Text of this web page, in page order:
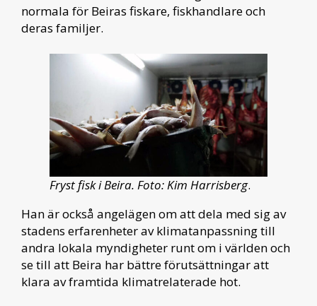
normala för Beiras fiskare, fiskhandlare och
deras familjer.
Fryst fisk i Beira. Foto: Kim Harrisberg.
Han är också angelägen om att dela med sig av
stadens erfarenheter av klimatanpassning till
andra lokala myndigheter runt om i världen och
se till att Beira har bättre förutsättningar att
klara av framtida klimatrelaterade hot.